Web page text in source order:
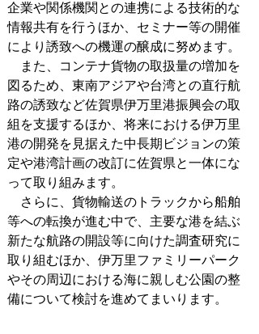
企業や関係機関との連携による技術的な
情報共有を行うほか、セミナー等の開催
により誘致への機運の醸成に努めます。
また、コンテナ貨物の取扱量の増加を
図るため、東南アジアや台湾との直行航
路の誘致など佐賀県伊万里港振興会の取
組を支援するほか、将来における伊万里
港の開発を見据えた中長期ビジョンの策
定や港湾計画の改訂に佐賀県と一体にな
って取り組みます。
さらに、貨物輸送のトラックから船舶
等への転換が進む中で、主要な港を結ぶ
新たな航路の開設等に向けた調査研究に
取り組むほか、伊万里ファミリーパーク
やその周辺における海に親しむ公園の整
備について検討を進めてまいります。